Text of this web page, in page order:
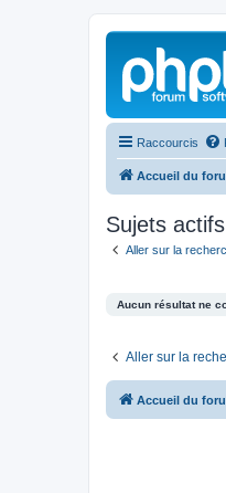
Raccourcis
Accueil du
Sujets actifs
Aller sur la
Aucun résultat ne
Aller sur la
Accueil du